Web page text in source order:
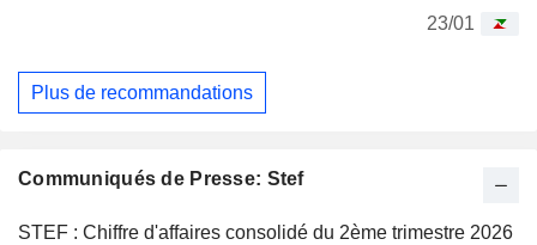
23/01
Plus de recommandations
Communiqués de Presse: Stef
STEF : Chiffre d'affaires consolidé du 2ème trimestre 2026